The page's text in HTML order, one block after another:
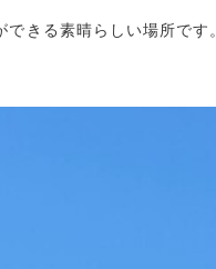
きる素晴らしい場所で